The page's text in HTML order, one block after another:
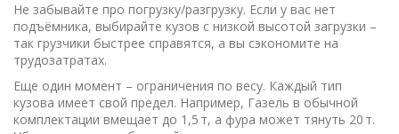
Не забывайте про погрузку/разгрузку. Если у вас нет
подъёмника, выбирайте кузов с низкой высотой загрузки –
так грузчики быстрее справятся, а вы сэкономите на
трудозатратах.
Еще один момент – ограничения по весу. Каждый тип
кузова имеет свой предел. Например, Газель в обычной
комплектации вмещает до 1,5 т, а фура может тянуть 20 т.